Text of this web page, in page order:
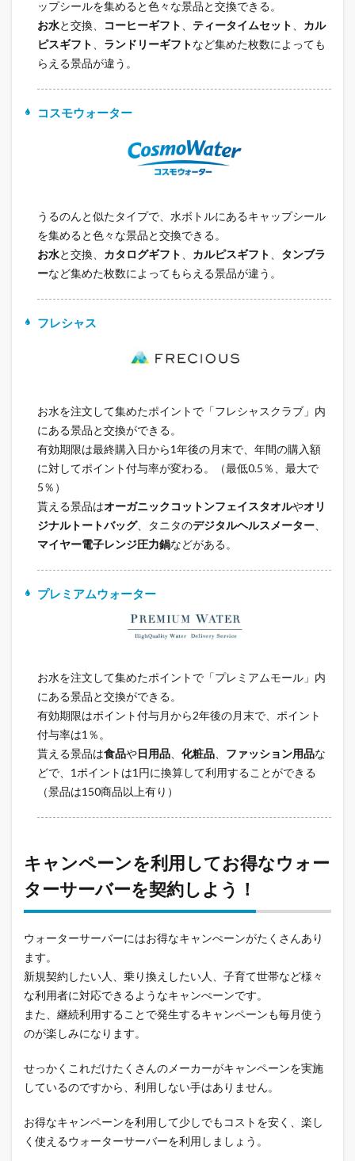
ップシールを集めると色々な景品と交換できる。
お水と交換、 コーヒーギフト、 ティータイムセット、 カル
ピスギフト、 ランドリーギフトなど集めた枚数によっても
らえる景品が違う。
コスモウォーター
うるのんと似たタイプで、水ボトルにあるキャップシール
を集めると色々な景品と交換できる。
お水と交換、 カタログギフト、 カルピスギフト、 タンブラ
ーなど集めた枚数によってもらえる景品が違う。
フレシャス
お水を注文して集めたポイントで「フレシャスクラブ」内
にある景品と交換ができる。
有効期限は最終購入日から1年後の月末で、年間の購入額
に対してポイント付与率が変わる。（最低0.5％、最大で
5％）
貰える景品はオーガニックコットンフェイスタオルやオリ
ジナルトートバッグ、タニタのデジタルヘルスメーター
マイヤー電子レンジ圧力鍋などがある。
プレミアムウォーター
お水を注文して集めたポイントで「プレミアムモール」内
にある景品と交換ができる。
有効期限はポイント付与月から2年後の月末で、ポイント
付与率は1％。
貰える景品は食品や日用品 化粧品 ファッション用品な
どで、1ポイントは1円に換算して利用することができる
（景品は150商品以上有り）
キャンペーンを利用してお得なウォー
ターサーバーを契約しよう！
ウォーターサーバーにはお得なキャンぺーンがたくさんあり
ます。
新規契約したい人、乗り換えしたい人、子育て世帯など様々
な利用者に対応できるようなキャンぺーンです。
また、継続利用することで発生するキャンペーンも毎月使う
のが楽しみになります。
せっかくこれだけたくさんのメーカーがキャンペーンを実施
しているのですから、利用しない手はありません。
お得なキャンペーンを利用して少しでもコストを安く、楽し
く使えるウォーターサーバーを利用しましょう。